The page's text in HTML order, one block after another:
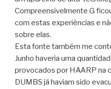
Compreensivelmente G
com estas experiências e
sobre elas.
Esta fonte também me
Junho haveria uma
provocados por HAARP na
DUMBS já haviam sido